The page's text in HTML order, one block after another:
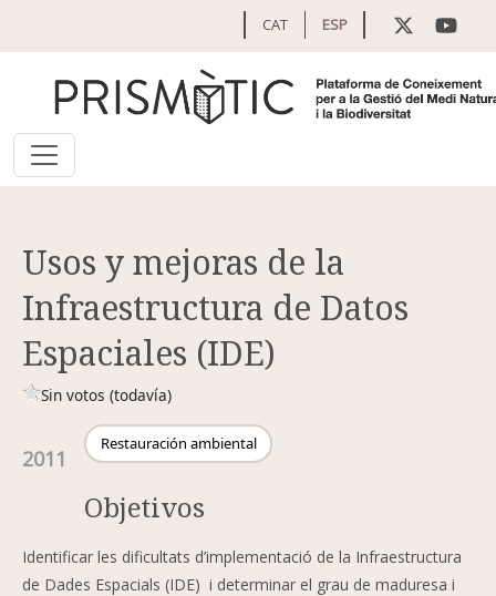
CAT ESP
Usos y mejoras de la
Infraestructura de Datos
Espaciales (IDE)
Sin votos (todavía)
2011
Restauración ambiental
Objetivos
Identificar les dificultats d’implementació de la Infraestructura
de Dades Espacials (IDE) i determinar el grau de maduresa i